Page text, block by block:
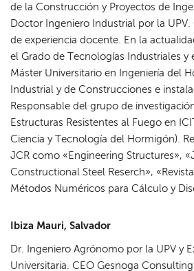
de la Construcción y Proyectos de
Doctor Ingeniero Industrial por la
de experiencia docente. En la
el Grado de Tecnologías Industriales y
Máster Universitario en Ingeniería del
Industrial y de Construcciones e
Responsable del grupo de
Estructuras Resistentes al Fuego en
Ciencia y Tecnología del Hormigón).
JCR como «Engineering Structures»,
Constructional Steel Reserch»,
Métodos Numéricos para Cálculo y
Ibiza Mauri, Salvador
Dr. Ingeniero Agrónomo por la UPV y
Universitaria. CEO Gesnoga